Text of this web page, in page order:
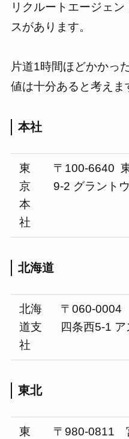
リクルートエージェ
スがあります。
片道1時間ほどかかっ
値は十分あると考えま
本社
東
京
本
社
〒100-6640
9-2 グラント
北海道
北海
道支
社
〒060-0004
四条西5-1
東北
東
〒980-0811